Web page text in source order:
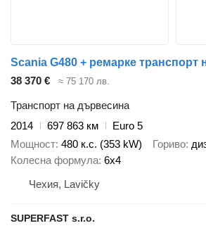
Scania G480 + ремарке транспорт
38 370 €
≈ 75 170 лв.
Транспорт на дървесина
2014
697 863 км
Euro 5
Мощност 480 к.с. (353 kW) Гориво
Колесна формула 6x4
Чехия, Lavičky
SUPERFAST s.r.o.